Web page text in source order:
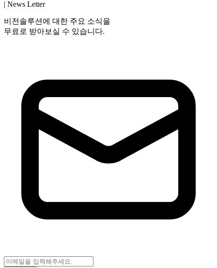
| News Letter
비전솔루션에 대한 주요 소식을
무료로 받아보실 수 있습니다.